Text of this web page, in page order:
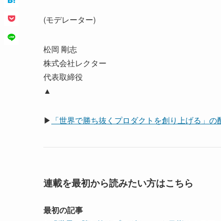
(モデレーター)
松岡 剛志
株式会社レクター
代表取締役
▲
▶ 「世界で勝ち抜くプロダクトを創り上げる」
連載を最初から読みたい方はこちら
最初の記事